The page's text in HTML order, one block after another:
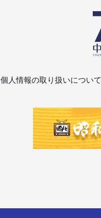
個人情報の取り扱いについて